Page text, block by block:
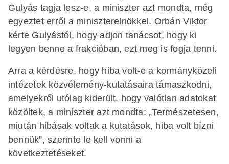
Gulyás tagja lesz-e, a miniszter azt mondta, még
egyeztet erről a miniszterelnökkel. Orbán Viktor
kérte Gulyástól, hogy adjon tanácsot, hogy ki
legyen benne a frakcióban, ezt meg is fogja tenni.
Arra a kérdésre, hogy hiba volt-e a kormányközeli
intézetek közvélemény-kutatásaira támaszkodni,
amelyekről utólag kiderült, hogy valótlan adatokat
közöltek, a miniszter azt mondta: „Természetesen,
miután hibásak voltak a kutatások, hiba volt bízni
bennük”, szerinte le kell vonni a
következtetéseket.